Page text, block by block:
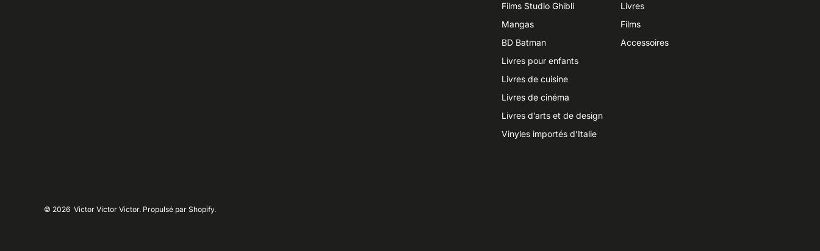
Films Studio Ghibli
Mangas
BD Batman
Livres pour enfants
Livres de cuisine
Livres de cinéma
Livres d’arts et de design
Vinyles importés d’Italie
Livres
Films
Accessoires
© 2026 Victor Victor Victor. Propulsé par Shopify.